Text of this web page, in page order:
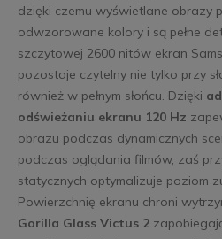
dzięki czemu wyświetlane obrazy
odwzorowane kolory i są pełne
szczytowej 2600 nitów ekran
pozostaje czytelny nie tylko przy
również w pełnym słońcu. Dzięki
odświeżaniu ekranu 120 Hz
obrazu podczas dynamicznych
podczas oglądania filmów, zaś
statycznych optymalizuje poziom
Powierzchnię ekranu chroni
Gorilla Glass Victus 2